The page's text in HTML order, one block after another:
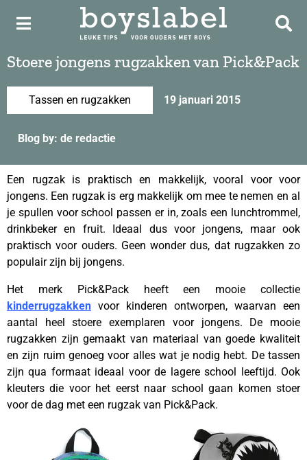
Stoere jongens rugzakken van Pick&Pack
Tassen en rugzakken 19 januari 2015
Blog by: de redactie
Een rugzak is praktisch en makkelijk, vooral voor voor
jongens. Een rugzak is erg makkelijk om mee te nemen en al
je spullen voor school passen er in, zoals een lunchtrommel,
drinkbeker en fruit. Ideaal dus voor jongens, maar ook
praktisch voor ouders. Geen wonder dus, dat rugzakken zo
populair zijn bij jongens.
Het merk Pick&Pack heeft een mooie collectie
kinderrugzakken voor kinderen ontworpen, waarvan een
aantal heel stoere exemplaren voor jongens. De mooie
rugzakken zijn gemaakt van materiaal van goede kwaliteit
en zijn ruim genoeg voor alles wat je nodig hebt. De tassen
zijn qua formaat ideaal voor de lagere school leeftijd. Ook
kleuters die voor het eerst naar school gaan komen stoer
voor de dag met een rugzak van Pick&Pack.